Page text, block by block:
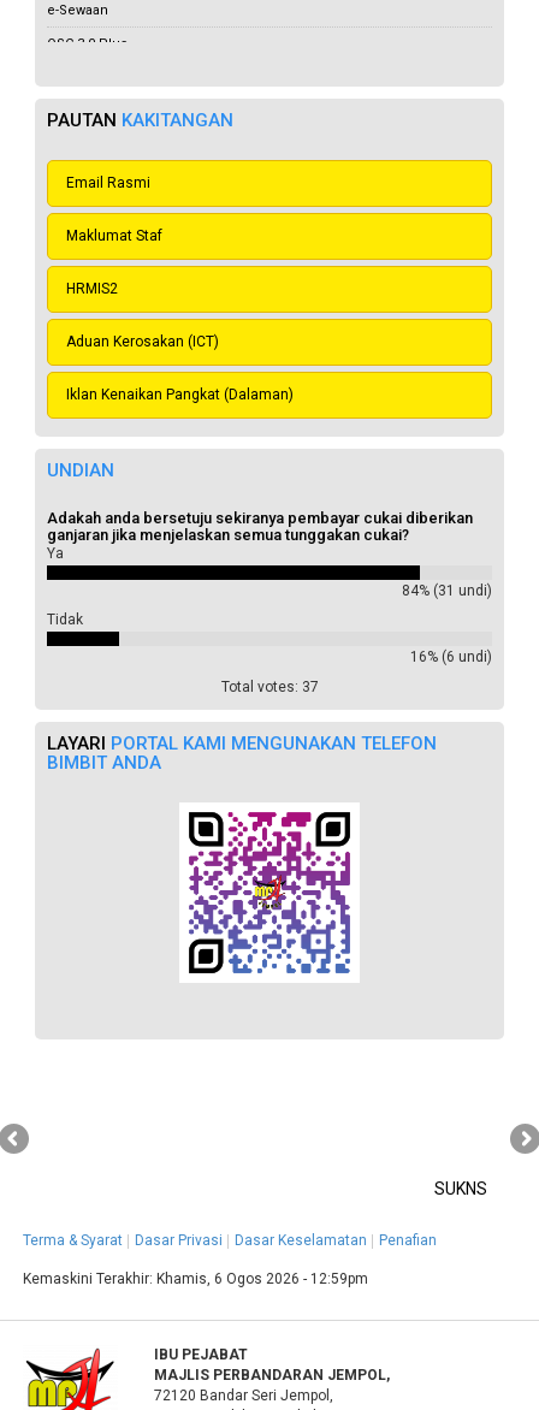
e-Sewaan
OSC 3.0 Plus
JomParking
e-Tempahan
PAUTAN KAKITANGAN
Email Rasmi
Maklumat Staf
HRMIS2
Aduan Kerosakan (ICT)
Iklan Kenaikan Pangkat (Dalaman)
UNDIAN
Adakah anda bersetuju sekiranya pembayar cukai diberikan
ganjaran jika menjelaskan semua tunggakan cukai?
Ya
84% (31 undi)
Tidak
16% (6 undi)
Total votes: 37
LAYARI PORTAL KAMI MENGUNAKAN TELEFON
BIMBIT ANDA
SUKNS
Terma & Syarat Dasar Privasi Dasar Keselamatan Penafian
Kemaskini Terakhir:Khamis, 6 Ogos 2026 - 12:59pm
IBU PEJABAT
MAJLIS PERBANDARAN JEMPOL,
72120 Bandar Seri Jempol,